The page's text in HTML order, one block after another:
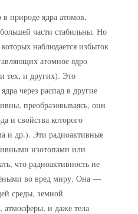
природе ядра атомов,
части стабильны. Но
наблюдается избыток
атомное ядро
тех, и других). Это
через распад в другие
преобразовываясь, они
и свойства которого
и др.). Эти радиоактивные
изотопами или
что радиоактивность не
во вред миру. Она —
среды, земной
атмосферы, и даже тела